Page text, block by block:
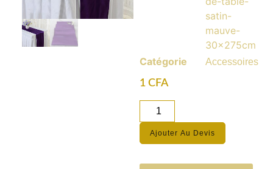
satin-
mauve-
30x275cm
Catégorie
Accessoires
1CFA
Ajouter Au Devis